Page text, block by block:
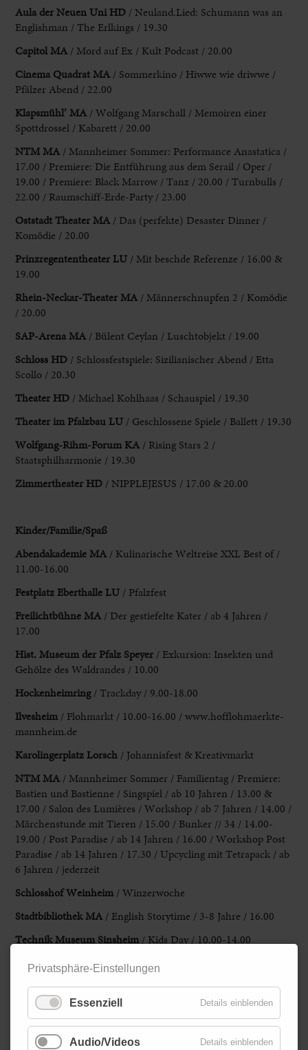
Aula der Neuen UniHD / Neuland.Lied: Schumann was an
Englishman / The Erlkings / 19.30
Capitol MA / Mord auf Ex / Kult Podcast / 20.00
CinemaQuadrat MA / Sommerkino / Hiwwe wie driwwe /
Pfälzer Abend / 22.00
Klapsmühl’ MA / Wolfgang Marschall / Memoiren einer
Spottdrossel / Kabarett / 20.00
NTMMA / Mannheimer Sommer: Performance Anastatica /
17.00 / Premiere: Die Entführung aus dem Serail / Oper /
19.00 / Premiere: Black Marrow / Tanz / 20.00 / Turnbulls /
22.00 / Raumschiff-Erde-Party / 23.00
Oststadt Theater MA / Das (perfekte) Desaster Dinner /
Komödie / 20.00
Prinzregententheater LU / Mit beschde Referenze / 16.00 &
19.00
Rhein-Neckar-Theater MA / Männerschnupfen 2 / Komödie
/ 20.00
SAP-Arena MA / Bülent Ceylan / Luschtobjekt / 19.00
Schloss HD / Schlossfestspiele: Sizilianischer Abend / Etta
Scollo / 20.30
Theater HD / Michael Kohlhaas / Schauspiel / 19.30
Theater im Pfalzbau LU / Geschlossene Spiele / Ballett / 19.30
Wolfgang-Rihm-Forum KA / Rising Stars 2 /
Staatsphilharmonie / 19.30
Zimmertheater HD / NIPPLEJESUS / 17.00 & 20.00
Kinder/Familie/Spaß
Abendakademie MA / Kulinarische Weltreise XXL Best of /
11.00-16.00
Festplatz Eberthalle LU / Pfalzfest
Freilichtbühne MA / Der gestiefelte Kater / ab 4 Jahren /
17.00
Hist. Museum der Pfalz Speyer / Exkursion: Insekten und
Gehölze des Waldrandes / 10.00
Hockenheimring / Trackday / 9.00-18.00
Ilvesheim / Flohmarkt / 10.00-16.00 / www.hofflohmaerkte-
mannheim.de
Karolingerplatz Lorsch / Johannisfest & Kreativmarkt
NTM MA / Mannheimer Sommer / Familientag / Premiere:
Bastien und Bastienne / Singspiel / ab 10 Jahren / 13.00 &
17.00 / Salon des Lumières / Workshop / ab 7 Jahren / 14.00 /
Märchenstunde mit Tieren / 15.00 / Bunker // 34 / 14.00-
19.00 / Post Paradise / ab 14 Jahren / 16.00 / Workshop Post
Paradise / ab 14 Jahren / 17.30 / Upcycling mit Tetrapack / ab
6 Jahren / jederzeit
Schlosshof Weinheim / Winzerwoche
Stadtbibliothek MA / English Storytime / 3-8 Jahre / 16.00
Technik MuseumSinsheim/ Kids Day / 10.00-14.00
Technik Museum Speyer/ SWR Sommerfestival
WaidseeWeinheim/ Jubiläum „50 Jahre Strandbad“
Zurück
Privatsphäre-Einstellungen
Essenziell Details einblenden
Audio/Videos Details einblenden